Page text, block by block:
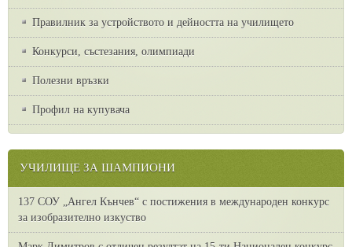
Правилник за устройството и дейността на училището
Конкурси, състезания, олимпиади
Полезни връзки
Профил на купувача
УЧИЛИЩЕ ЗА ШАМПИОНИ
137 СОУ „Ангел Кънчев“ с постижения в международен конкурс
за изобразително изкуство